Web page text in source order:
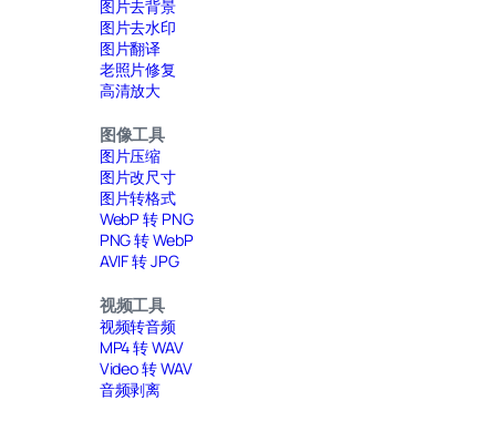
图片去背景
图片去水印
图片翻译
老照片修复
高清放大
图像工具
图片压缩
图片改尺寸
图片转格式
WebP 转 PNG
PNG 转 WebP
AVIF 转 JPG
视频工具
视频转音频
MP4 转 WAV
Video 转 WAV
音频剥离